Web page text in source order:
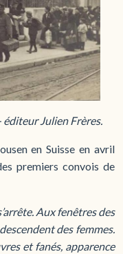
éditeur Julien Frères.
en Suisse en avril
premiers convois de
Aux fenêtres des
des femmes.
et fanés, apparence